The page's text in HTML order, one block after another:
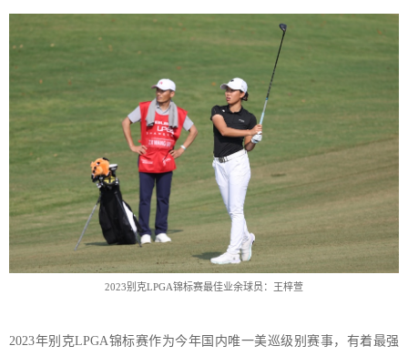
2023别克LPGA锦标赛最佳业余球员：王梓萱
2023年别克LPGA锦标赛作为今年国内唯一美巡级别赛事， 有着最强